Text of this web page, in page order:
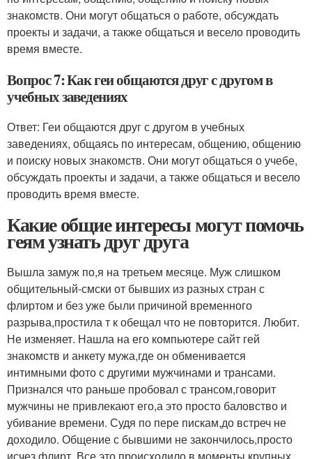
знакомств. Они могут общаться о работе, обсуждать
проекты и задачи, а также общаться и весело проводить
время вместе.
Вопрос 7: Как геи общаются друг с другом в
учебных заведениях
Ответ: Геи общаются друг с другом в учебных
заведениях, общаясь по интересам, общению, общению
и поиску новых знакомств. Они могут общаться о учебе,
обсуждать проекты и задачи, а также общаться и весело
проводить время вместе.
Какие общие интересы могут помочь
геям узнать друг друга
Вышла замуж по,я на третьем месяце. Муж слишком
общительный-смски от бывших из разных стран с
флиртом и без уже были причиной временного
разрыва,простила т к обещал что не повторится. Любит.
Не изменяет. Нашла на его компьютере сайт гей
знакомств и анкету мужа,где он обменивается
интимными фото с другими мужчинами и трансами.
Признался что раньше пробовал с трансом,говорит
мужчины не привлекают его,а это просто баловство и
убивание времени. Судя по пере пискам,до встреч не
доходило. Общение с бывшими не закончилось,просто